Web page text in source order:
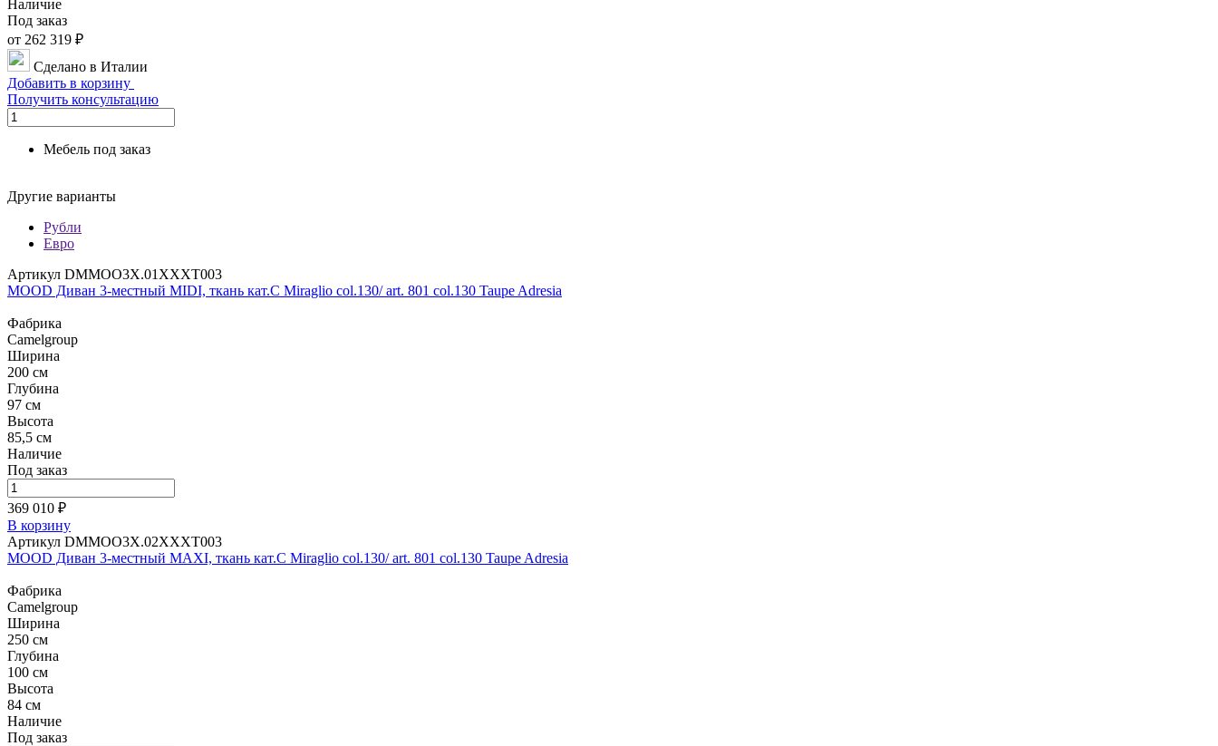
Наличие
Под заказ
от 262 319 ₽
Сделано в Италии
Добавить в корзину
Получить консультацию
Мебель под заказ
Другие варианты
Рубли
Евро
Артикул DMMOO3X.01XXXT003
MOOD Диван 3-местный MIDI, ткань кат.С Miraglio col.130/ art. 801 col.130 Taupe Adresia
Фабрика
Camelgroup
Ширина
200 см
Глубина
97 см
Высота
85,5 см
Наличие
Под заказ
369 010 ₽
В корзину
Артикул DMMOO3X.02XXXT003
MOOD Диван 3-местный MAXI, ткань кат.С Miraglio col.130/ art. 801 col.130 Taupe Adresia
Фабрика
Camelgroup
Ширина
250 см
Глубина
100 см
Высота
84 см
Наличие
Под заказ